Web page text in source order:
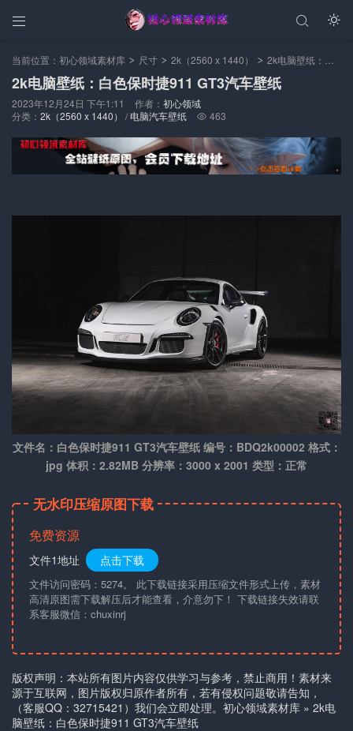
 

当前位置： 初心领域素材库 > 尺寸 > 2k（2560 x 1440） > 2k电脑壁纸：白色保时捷911 GT3汽车壁纸
2k电脑壁纸：白色保时捷911 GT3汽车壁纸
2023年12月24日 下午1:11 作者： 初心领域
分类： 2k（2560 x 1440） /电脑汽车壁纸  463
文件名：白色保时捷911 GT3汽车壁纸 编号：BDQ2k00002 格式：
jpg 体积：2.82MB 分辨率：3000 x 2001 类型：正常
无水印压缩原图下载
免费资源
文件1地址 点击下载
文件访问密码：5274。 此下载链接采用压缩文件形式上传，素材
高清原图需下载解压后才能查看，介意勿下！ 下载链接失效请联
系客服微信：chuxinrj
版权声明：本站所有图片内容仅供学习与参考，禁止商用！素材来
源于互联网，图片版权归原作者所有，若有侵权问题敬请告知，
（客服QQ：32715421）我们会立即处理。 初心领域素材库 » 2k电
脑壁纸：白色保时捷911 GT3汽车壁纸